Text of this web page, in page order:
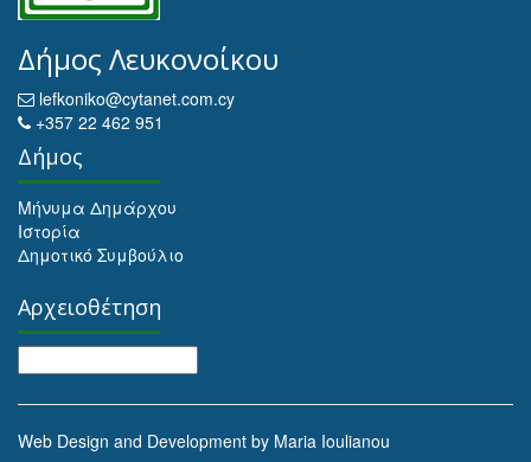
Δήμος Λευκονοίκου
lefkoniko@cytanet.com.cy
+357 22 462 951
Δήμος
Μήνυμα Δημάρχου
Ιστορία
Δημοτικό Συμβούλιο
Αρχειοθέτηση
Web Design and Development by Maria Ioulianou